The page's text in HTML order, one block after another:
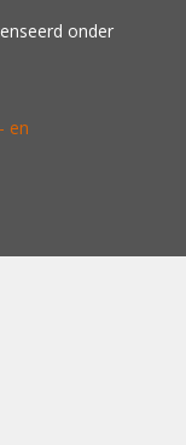
onder
en